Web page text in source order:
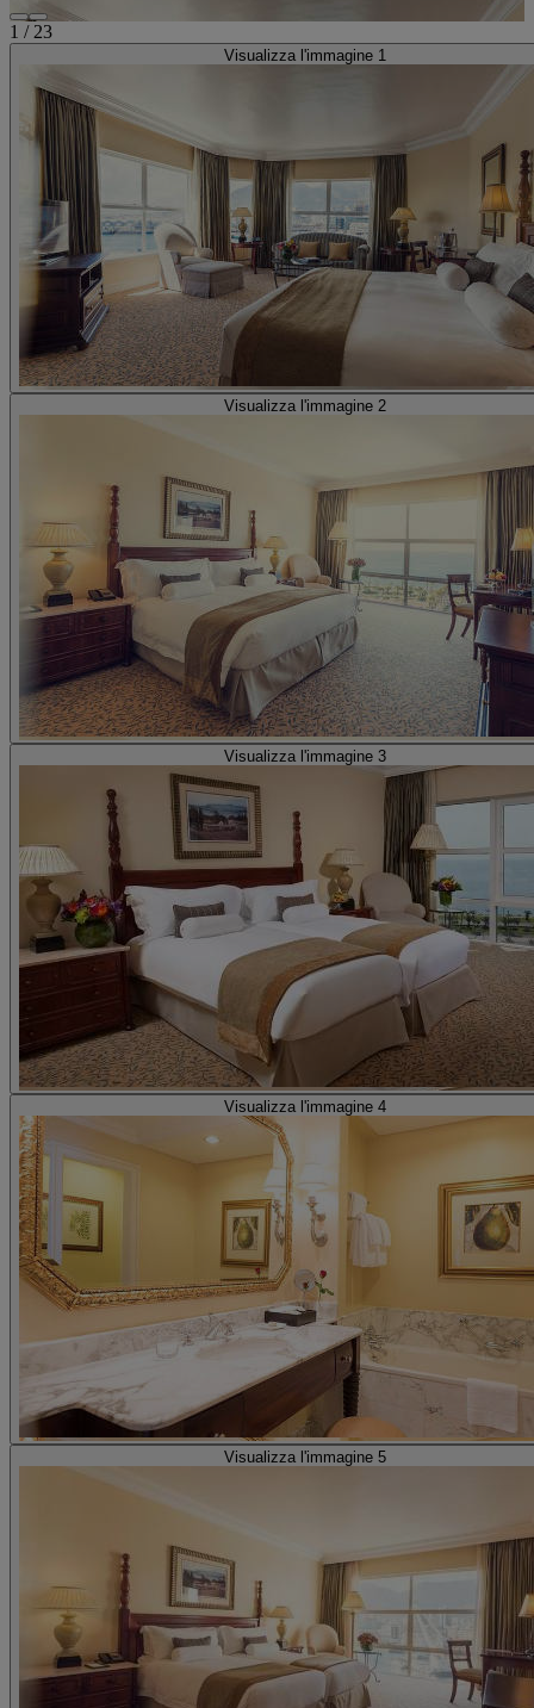
1 / 23
Visualizza l'immagine 1
Visualizza l'immagine 2
Visualizza l'immagine 3
Visualizza l'immagine 4
Visualizza l'immagine 5